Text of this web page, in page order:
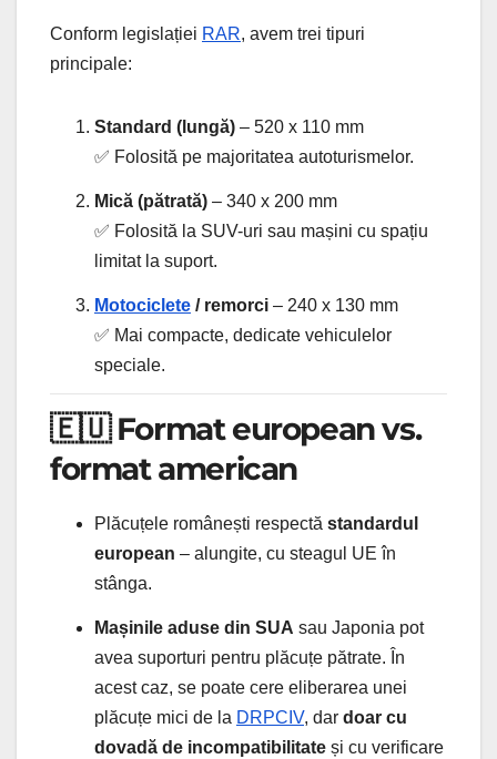
Conform legislației RAR, avem trei tipuri
principale:
Standard (lungă) – 520 x 110 mm
✅ Folosită pe majoritatea autoturismelor.
Mică (pătrată) – 340 x 200 mm
✅ Folosită la SUV-uri sau mașini cu spațiu
limitat la suport.
Motociclete / remorci – 240 x 130 mm
✅ Mai compacte, dedicate vehiculelor
speciale.
🇪🇺 Format european vs.
format american
Plăcuțele românești respectă standardul
european – alungite, cu steagul UE în
stânga.
Mașinile aduse din SUA sau Japonia pot
avea suporturi pentru plăcuțe pătrate. În
acest caz, se poate cere eliberarea unei
plăcuțe mici de la DRPCIV, dar doar cu
dovadă de incompatibilitate și cu verificare